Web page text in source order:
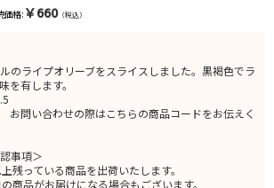
価格 : ￥660（税込）
のライプオリーブをスライスしました。黒褐色でラ
を有します。
問い合わせの際はこちらの商品コードをお伝えく
事項＞
残っている商品を出荷いたします。
品がお届けになる場合もございます。